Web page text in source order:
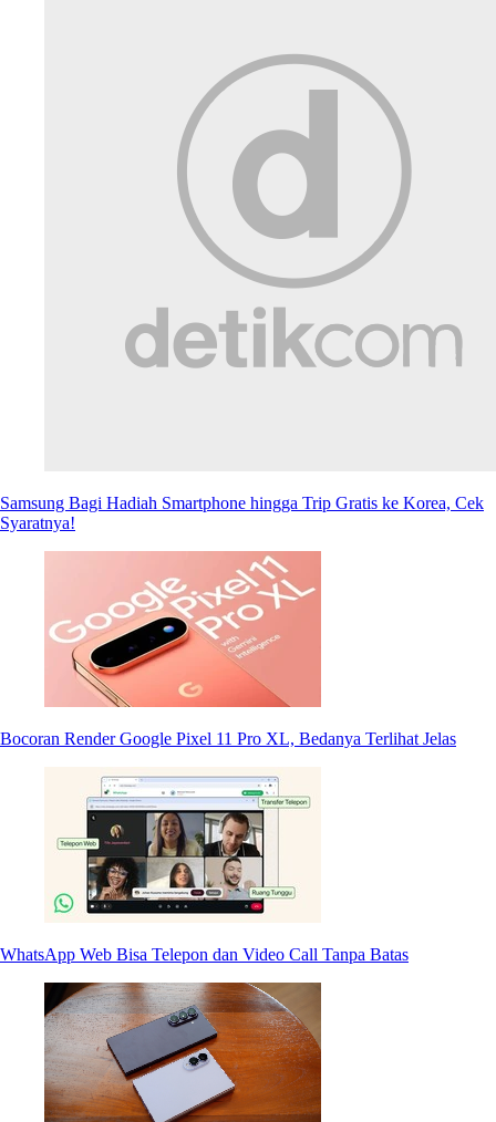
Samsung Bagi Hadiah Smartphone hingga Trip Gratis ke Korea, Cek
Syaratnya!
Bocoran Render Google Pixel 11 Pro XL, Bedanya Terlihat Jelas
WhatsApp Web Bisa Telepon dan Video Call Tanpa Batas